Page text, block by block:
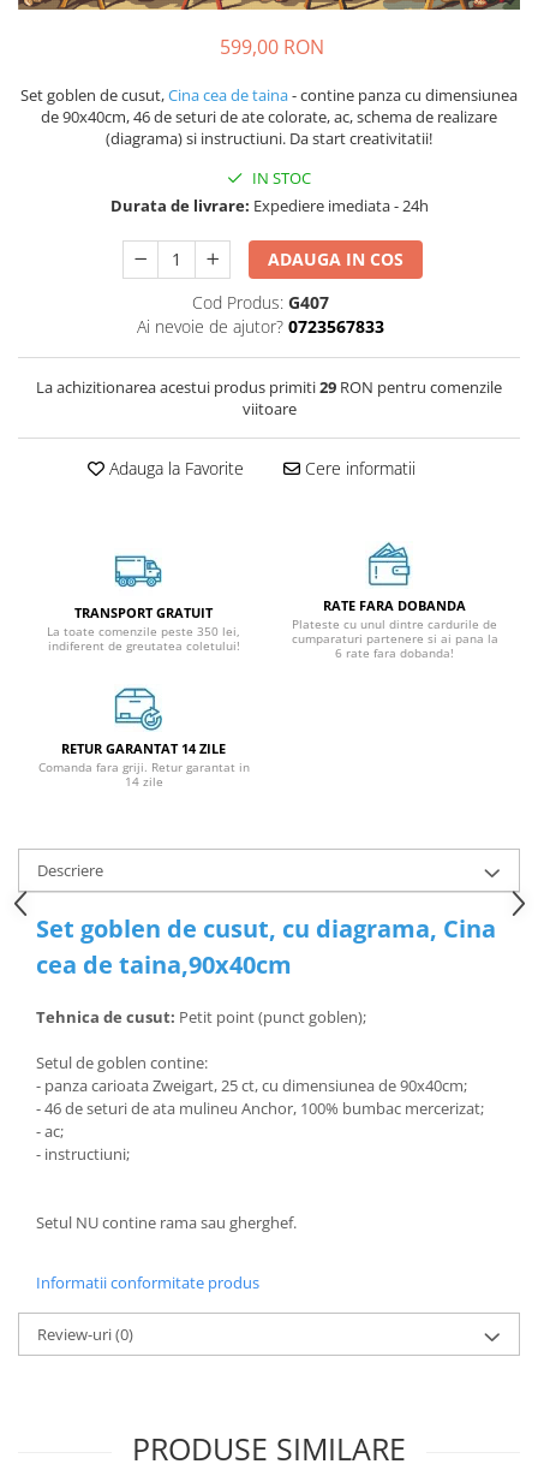
599,00 RON
Set goblen de cusut,Cina cea de taina- contine panza cu dimensiunea
de 90x40cm, 46 de seturi de ate colorate, ac, schema de realizare
(diagrama) si instructiuni. Da start creativitatii!
IN STOC
Durata de livrare: Expediere imediata - 24h
ADAUGA IN COS
Cod Produs: G407
Ai nevoie de ajutor? 0723567833
La achizitionarea acestui produs primiti29 RON pentru comenzile
viitoare
Adauga la Favorite Cere informatii
TRANSPORT GRATUIT
La toate comenzile peste 350 lei,
indiferent de greutatea coletului!
RATE FARA DOBANDA
Plateste cu unul dintre cardurile de
cumparaturi partenere si ai pana la
6 rate fara dobanda!
RETUR GARANTAT 14 ZILE
Comanda fara griji. Retur garantat in
14 zile
Descriere
Set goblen de cusut, cu diagrama, Cina
cea de taina,90x40cm
Tehnica de cusut: Petit point (punct goblen);
Setul de goblen contine:
- panza carioata Zweigart, 25 ct, cu dimensiunea de 90x40cm;
- 46 de seturi de ata mulineu Anchor, 100% bumbac mercerizat;
- ac;
- instructiuni;
Setul NU contine rama sau gherghef.
Informatii conformitate produs
Review-uri(0)
PRODUSE SIMILARE